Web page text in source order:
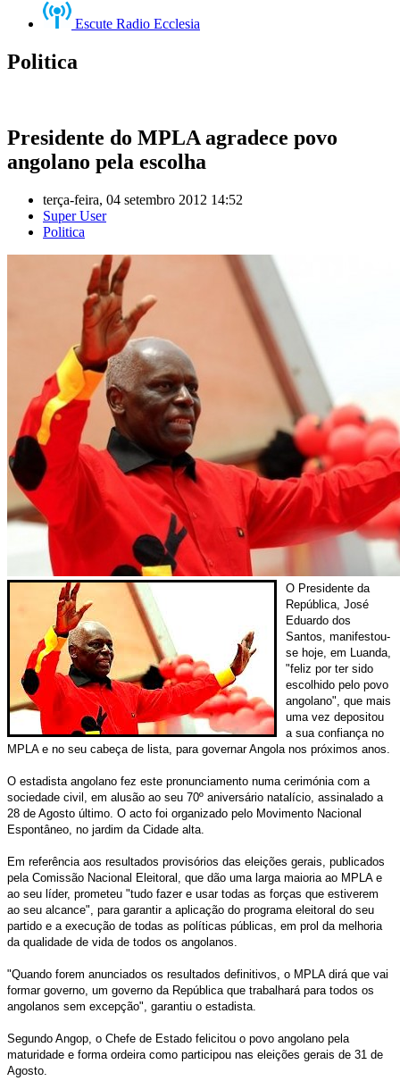
Escute Radio Ecclesia
Politica
Presidente do MPLA agradece povo
angolano pela escolha
terça-feira, 04 setembro 2012 14:52
Super User
Politica
O Presidente da
República, José
Eduardo dos
Santos, manifestou-
se hoje, em Luanda,
"feliz por ter sido
escolhido pelo povo
angolano", que mais
uma vez depositou
a sua confiança no
MPLA e no seu cabeça de lista, para governar Angola nos próximos anos.
O estadista angolano fez este pronunciamento numa cerimónia com a
sociedade civil, em alusão ao seu 70º aniversário natalício, assinalado a
28 de Agosto último. O acto foi organizado pelo Movimento Nacional
Espontâneo, no jardim da Cidade alta.
Em referência aos resultados provisórios das eleições gerais, publicados
pela Comissão Nacional Eleitoral, que dão uma larga maioria ao MPLA e
ao seu líder, prometeu "tudo fazer e usar todas as forças que estiverem
ao seu alcance", para garantir a aplicação do programa eleitoral do seu
partido e a execução de todas as políticas públicas, em prol da melhoria
da qualidade de vida de todos os angolanos.
"Quando forem anunciados os resultados definitivos, o MPLA dirá que vai
formar governo, um governo da República que trabalhará para todos os
angolanos sem excepção", garantiu o estadista.
Segundo Angop, o Chefe de Estado felicitou o povo angolano pela
maturidade e forma ordeira como participou nas eleições gerais de 31 de
Agosto.